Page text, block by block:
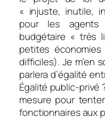
« injuste, inutile,
pour les
budgétaire « très
petites
difficiles). Je m’en
parlera d’égalité
Égalité public-privé
mesure pour
fonctionnaires aux